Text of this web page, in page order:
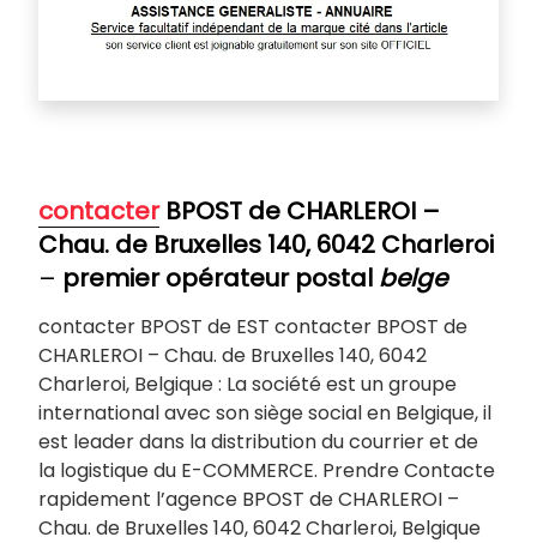
contacterBPOST de CHARLEROI –
Chau. de Bruxelles 140, 6042 Charleroi
– premier opérateur postal belge
contacter BPOST de EST contacter BPOST de
CHARLEROI – Chau. de Bruxelles 140, 6042
Charleroi, Belgique : La société est un groupe
international avec son siège social en Belgique, il
est leader dans la distribution du courrier et de
la logistique du E-COMMERCE. Prendre Contacte
rapidement l’agence BPOST de CHARLEROI –
Chau. de Bruxelles 140, 6042 Charleroi, Belgique